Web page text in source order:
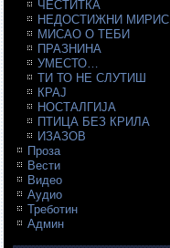
ЧЕСТИТКА
НЕДОСТИЖНИ МИРИС
МИСАО О ТЕБИ
ПРАЗНИНА
УМЕСТО…
ТИ ТО НЕ СЛУТИШ
КРАЈ
НОСТАЛГИЈА
ПТИЦА БЕЗ КРИЛА
ИЗАЗОВ
Проза
Вести
Видео
Аудио
Треботин
Админ